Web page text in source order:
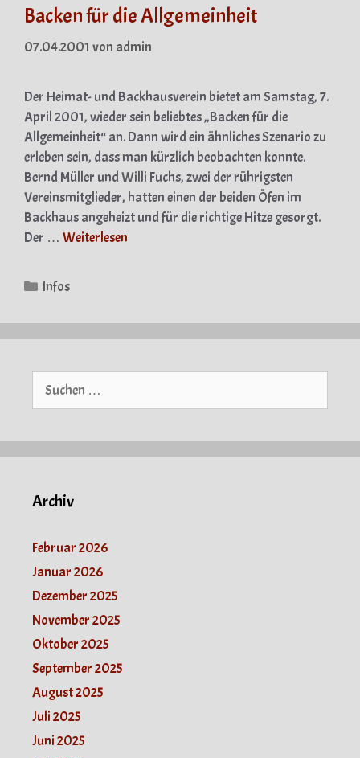
Backen für die Allgemeinheit
07.04.2001 von admin
Der Heimat- und Backhausverein bietet am Samstag, 7.
April 2001, wieder sein beliebtes „Backen für die
Allgemeinheit“ an. Dann wird ein ähnliches Szenario zu
erleben sein, dass man kürzlich beobachten konnte.
Bernd Müller und Willi Fuchs, zwei der rührigsten
Vereinsmitglieder, hatten einen der beiden Öfen im
Backhaus angeheizt und für die richtige Hitze gesorgt.
Der … Weiterlesen
Kategorien
Infos
Archiv
Februar 2026
Januar 2026
Dezember 2025
November 2025
Oktober 2025
September 2025
August 2025
Juli 2025
Juni 2025